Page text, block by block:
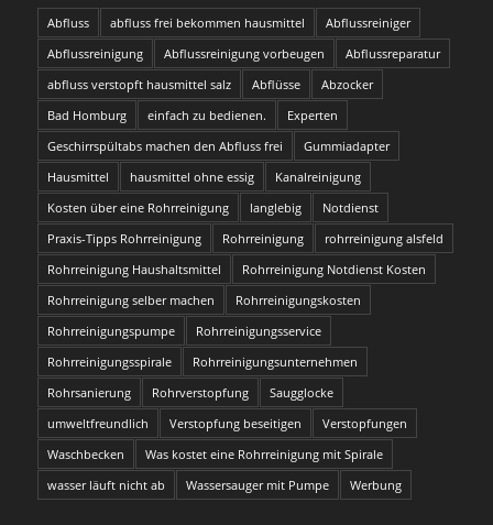
Abfluss abfluss frei bekommen hausmittel
Abflussreiniger
Abflussreinigung
Abflussreinigung vorbeugen
Abflussreparatur
abfluss verstopft hausmittel salz
Abflüsse
Abzocker
Bad Homburg
einfach zu bedienen.
Experten
Geschirrspültabs machen den Abfluss frei
Gummiadapter
Hausmittel
hausmittel ohne essig
Kanalreinigung
Kosten über eine Rohrreinigung
langlebig
Notdienst
Praxis-Tipps Rohrreinigung
Rohrreinigung
rohrreinigung alsfeld
Rohrreinigung Haushaltsmittel
Rohrreinigung Notdienst Kosten
Rohrreinigung selber machen
Rohrreinigungskosten
Rohrreinigungspumpe
Rohrreinigungsservice
Rohrreinigungsspirale
Rohrreinigungsunternehmen
Rohrsanierung
Rohrverstopfung
Saugglocke
umweltfreundlich
Verstopfung beseitigen
Verstopfungen
Waschbecken
Was kostet eine Rohrreinigung mit Spirale
wasser läuft nicht ab
Wassersauger mit Pumpe Werbung